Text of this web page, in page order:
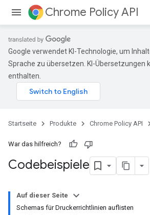
Chrome Policy API
Google verwendet KI-Technologie, um
Sprache zu übersetzen. KI-Übersetzungen
enthalten.
Startseite Produkte Chrome Policy API
War das hilfreich?
Codebeispiele
Auf dieser Seite
Schemas für Druckerrichtlinien auflisten